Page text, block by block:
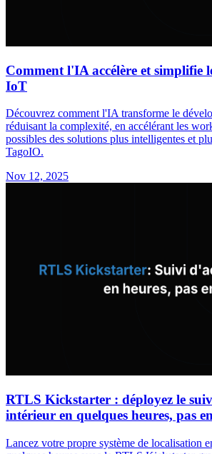
Comment l'IA accélère et simplifie
IoT
Découvrez comment l'IA transforme le
réduisant la complexité, en accélérant les
possibles des solutions plus intelligentes et
TagoIO.
Nov 12, 2025
RTLS Kickstarter : déployez le
intérieur en quelques heures, pas
Lancez votre propre système de localisation